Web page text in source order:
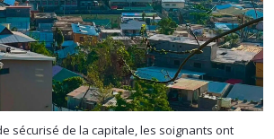
sécurisé de la capitale, les soignants ont